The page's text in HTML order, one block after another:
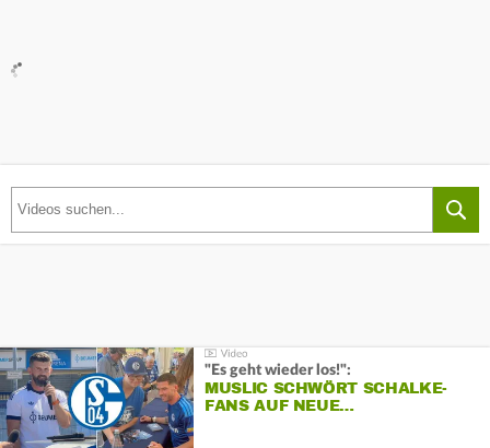
"Es geht wieder los!":
MUSLIC SCHWÖRT SCHALKE-
FANS AUF NEUE…